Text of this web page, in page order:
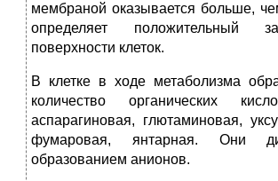
мембраной оказывается больше,
определяет положительный
поверхности клеток.
В клетке в ходе метаболизма
количество органических
аспарагиновая, глютаминовая,
фумаровая, янтарная. Они
образованием анионов.